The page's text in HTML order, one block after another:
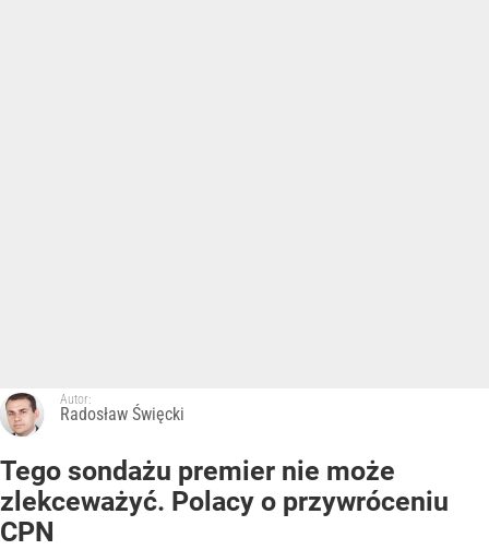
Autor:
Radosław Święcki
Tego sondażu premier nie może
zlekceważyć. Polacy o przywróceniu
CPN